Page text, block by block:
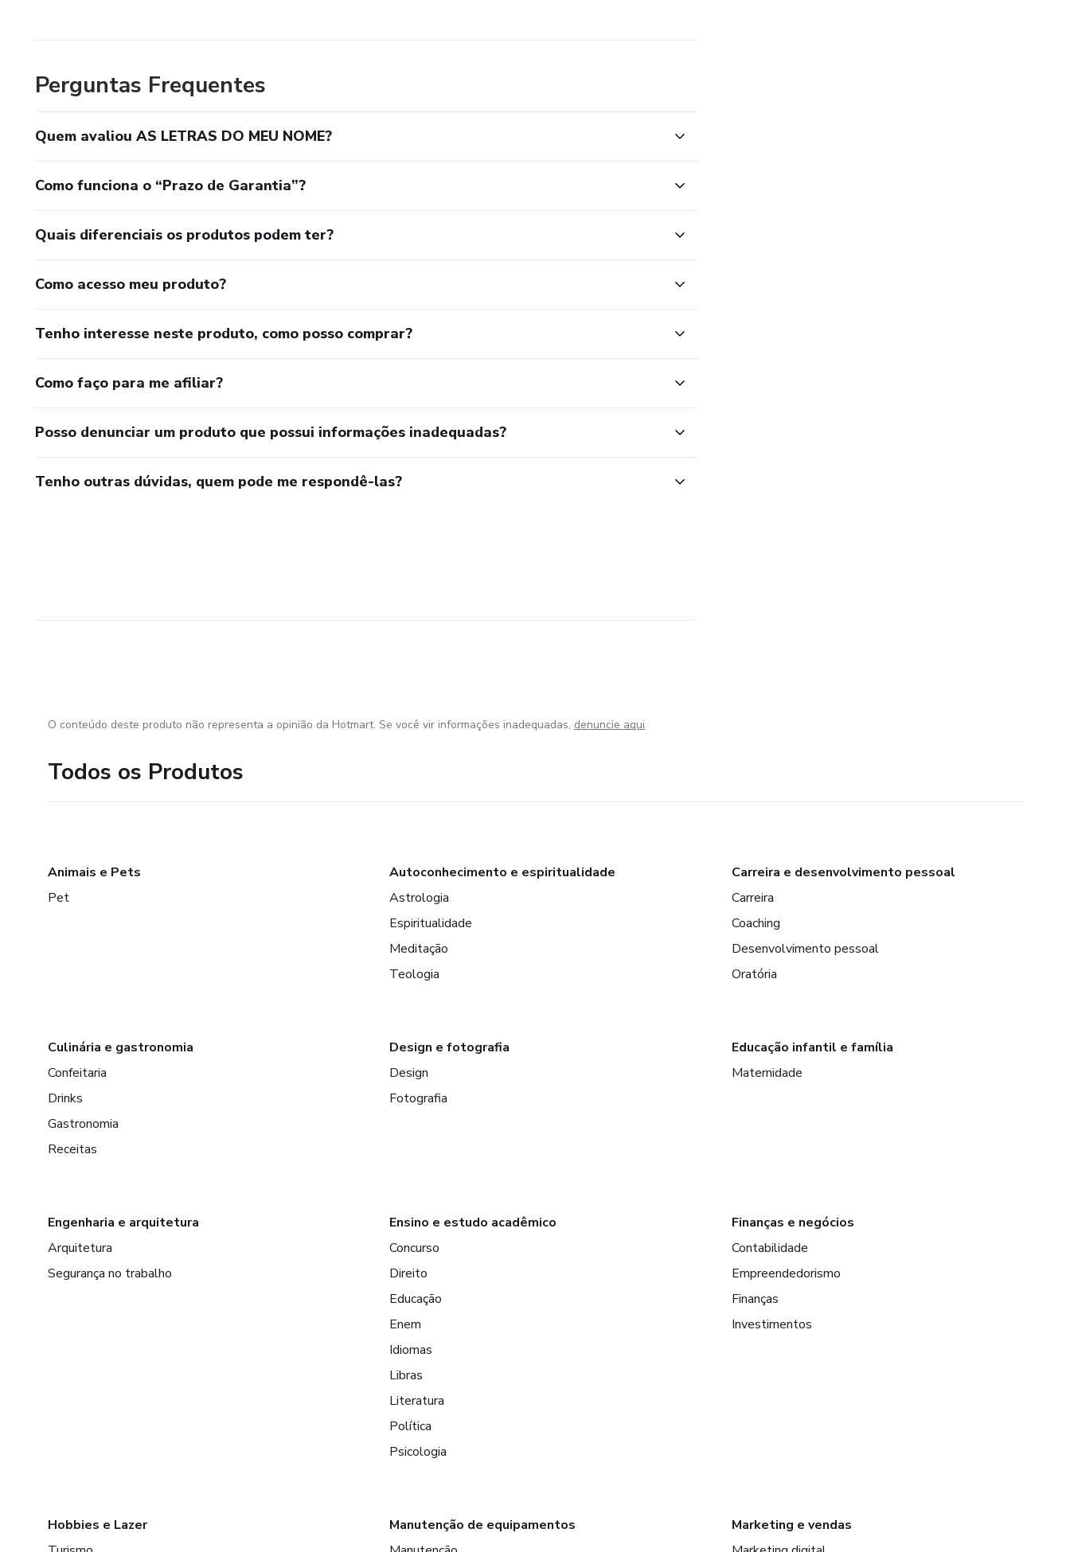
Perguntas Frequentes
Quem avaliou AS LETRAS DO MEU NOME?
Como funciona o “Prazo de Garantia”?
Quais diferenciais os produtos podem ter?
Como acesso meu produto?
Tenho interesse neste produto, como posso comprar?
Como faço para me afiliar?
Posso denunciar um produto que possui informações inadequadas?
Tenho outras dúvidas, quem pode me respondê-las?
O conteúdo deste produto não representa a opinião da Hotmart. Se você vir informações inadequadas, denuncie aqui
Todos os Produtos
Animais e Pets
Pet
Autoconhecimento e espiritualidade
Astrologia
Espiritualidade
Meditação
Teologia
Carreira e desenvolvimento pessoal
Carreira
Coaching
Desenvolvimento pessoal
Oratória
Culinária e gastronomia
Confeitaria
Drinks
Gastronomia
Receitas
Design e fotografia
Design
Fotografia
Educação infantil e família
Maternidade
Engenharia e arquitetura
Arquitetura
Segurança no trabalho
Ensino e estudo acadêmico
Concurso
Direito
Educação
Enem
Idiomas
Libras
Literatura
Política
Psicologia
Finanças e negócios
Contabilidade
Empreendedorismo
Finanças
Investimentos
Hobbies e Lazer
Manutenção de equipamentos
Marketing e vendas